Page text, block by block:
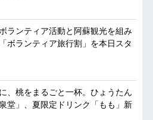
ランティア活動と阿蘇観光を組み
ボランティア旅行割」を本日スタ
、桃をまるごと一杯。ひょうたん
堂」、夏限定ドリンク「もも」新